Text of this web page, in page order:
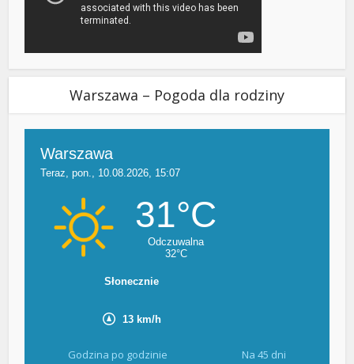
Warszawa – Pogoda dla rodziny
Godzina po godzinie Na 45 dni